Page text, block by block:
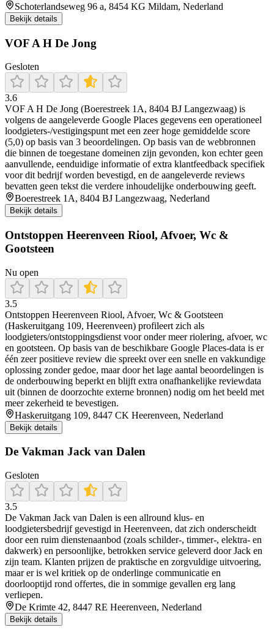
Schoterlandseweg 96 a, 8454 KG Mildam, Nederland
Bekijk details
VOF A H De Jong
Gesloten
3.6
VOF A H De Jong (Boerestreek 1A, 8404 BJ Langezwaag) is
volgens de aangeleverde Google Places gegevens een operationeel
loodgieters-/vestigingspunt met een zeer hoge gemiddelde score
(5,0) op basis van 3 beoordelingen. Op basis van de webbronnen
die binnen de toegestane domeinen zijn gevonden, kon echter geen
aanvullende, eenduidige informatie of extra klantfeedback specifiek
voor dit bedrijf worden bevestigd, en de aangeleverde reviews
bevatten geen tekst die verdere inhoudelijke onderbouwing geeft.
Boerestreek 1A, 8404 BJ Langezwaag, Nederland
Bekijk details
Ontstoppen Heerenveen Riool, Afvoer, Wc &
Gootsteen
Nu open
3.5
Ontstoppen Heerenveen Riool, Afvoer, Wc & Gootsteen
(Haskeruitgang 109, Heerenveen) profileert zich als
loodgieters/ontstoppingsdienst voor onder meer riolering, afvoer, wc
en gootsteen. Op basis van de beschikbare Google Places-data is er
één zeer positieve review die spreekt over een snelle en vakkundige
oplossing zonder gedoe, maar door het lage aantal beoordelingen is
de onderbouwing beperkt en blijft extra onafhankelijke reviewdata
uit (binnen de doorzochte externe bronnen) nodig om het beeld met
meer zekerheid te bevestigen.
Haskeruitgang 109, 8447 CK Heerenveen, Nederland
Bekijk details
De Vakman Jack van Dalen
Gesloten
3.5
De Vakman Jack van Dalen is een allround klus- en
loodgietersbedrijf gevestigd in Heerenveen, dat zich onderscheidt
door een ruim dienstenaanbod (zoals schilder-, timmer-, elektra- en
dakwerk) en persoonlijke, betrokken service geleverd door Jack en
zijn team. Klanten prijzen de praktische en zorgvuldige uitvoering,
maar er is wel kritiek op de onderlinge communicatie en
doorlooptijd rond offertes, die in sommige gevallen erg lang
verliepen.
De Krimte 42, 8447 RE Heerenveen, Nederland
Bekijk details